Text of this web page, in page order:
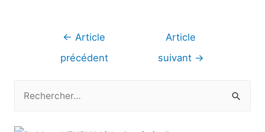
Navigation
← Article
précédent
Article
suivant →
c